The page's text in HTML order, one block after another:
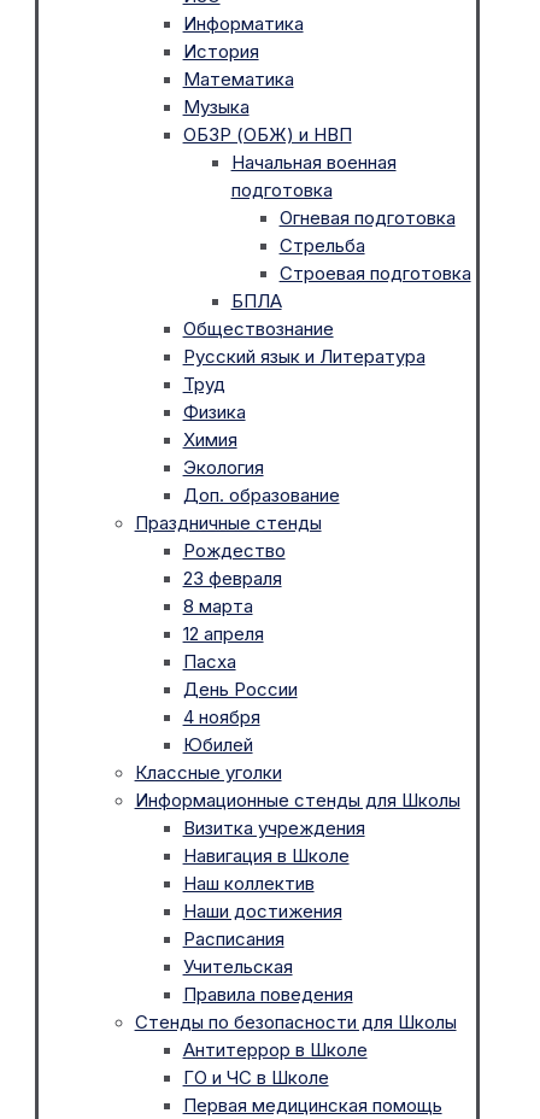
Информатика
История
Математика
Музыка
ОБЗР (ОБЖ) и НВП
Начальная военная
подготовка
Огневая подготовка
Стрельба
Строевая подготовка
БПЛА
Обществознание
Русский язык и Литература
Труд
Физика
Химия
Экология
Доп. образование
Праздничные стенды
Рождество
23 февраля
8 марта
12 апреля
Пасха
День России
4 ноября
Юбилей
Классные уголки
Информационные стенды для Школы
Визитка учреждения
Навигация в Школе
Наш коллектив
Наши достижения
Расписания
Учительская
Правила поведения
Стенды по безопасности для Школы
Антитеррор в Школе
ГО и ЧС в Школе
Первая медицинская помощь